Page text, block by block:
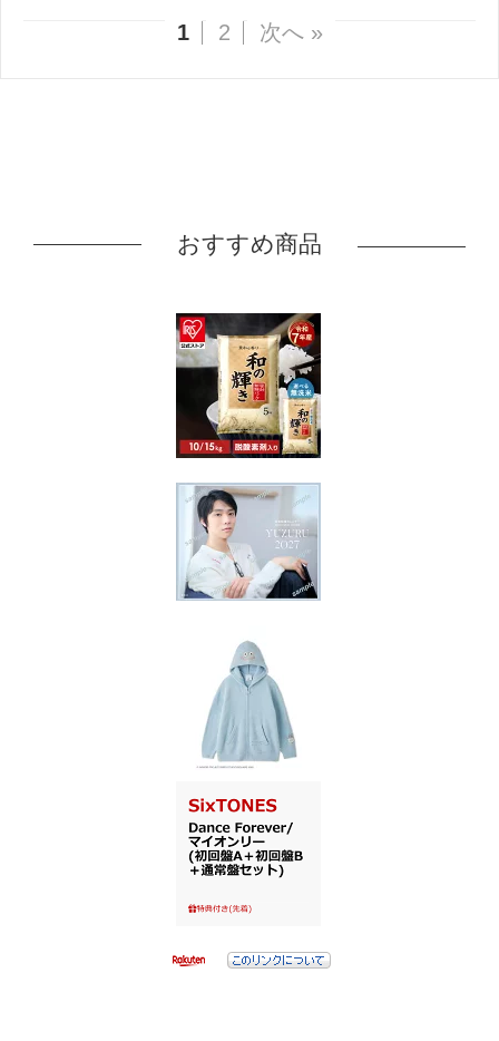
1 2 次へ »
おすすめ商品